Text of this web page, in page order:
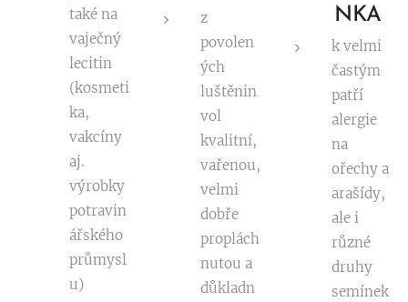
také na
vaječný
lecitin
(kosmeti
ka,
vakcíny
aj.
výrobky
potravin
ářského
průmysl
u)
z
povolen
ých
luštěnin
vol
kvalitní,
vařenou,
velmi
dobře
proplách
nutou a
důkladn
NKA
k velmi
častým
patří
alergie
na
ořechy a
arašídy,
ale i
různé
druhy
semínek